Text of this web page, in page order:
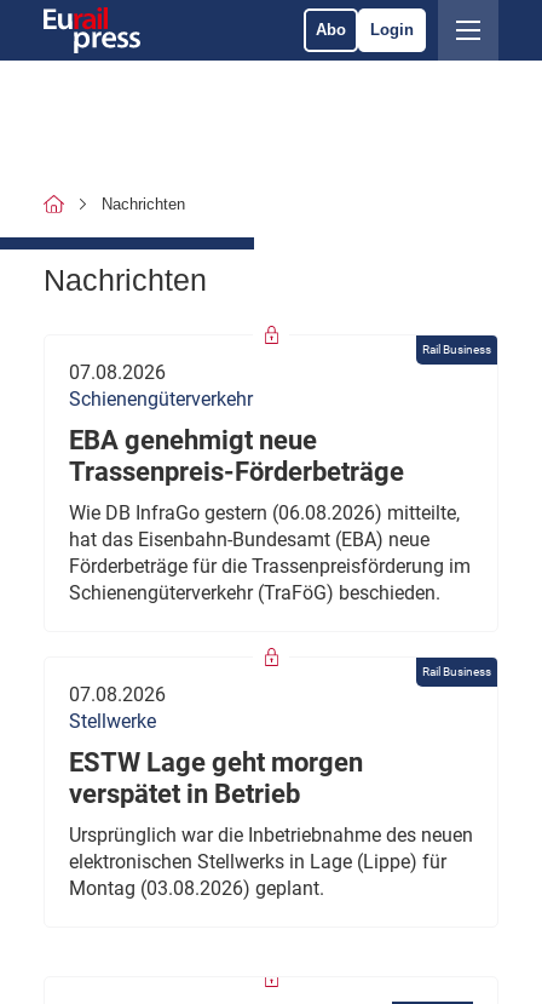
Abo Login
Nachrichten
Nachrichten
Rail Business
07.08.2026
Schienengüterverkehr
EBA genehmigt neue
Trassenpreis-Förderbeträge
Wie DB InfraGo gestern (06.08.2026) mitteilte,
hat das Eisenbahn-Bundesamt (EBA) neue
Förderbeträge für die Trassenpreisförderung im
Schienengüterverkehr (TraFöG) beschieden.
Rail Business
07.08.2026
Stellwerke
ESTW Lage geht morgen
verspätet in Betrieb
Ursprünglich war die Inbetriebnahme des neuen
elektronischen Stellwerks in Lage (Lippe) für
Montag (03.08.2026) geplant.